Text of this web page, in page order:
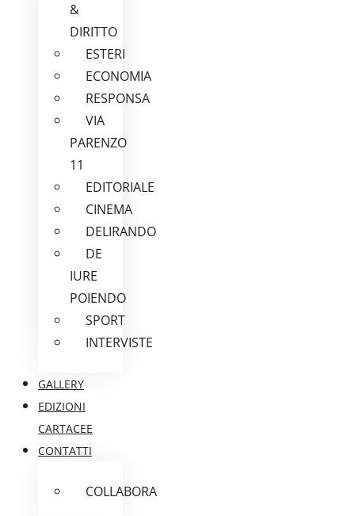
&
DIRITTO
ESTERI
ECONOMIA
RESPONSA
VIA
PARENZO
11
EDITORIALE
CINEMA
DELIRANDO
DE
IURE
POIENDO
SPORT
INTERVISTE
GALLERY
EDIZIONI
CARTACEE
CONTATTI
COLLABORA